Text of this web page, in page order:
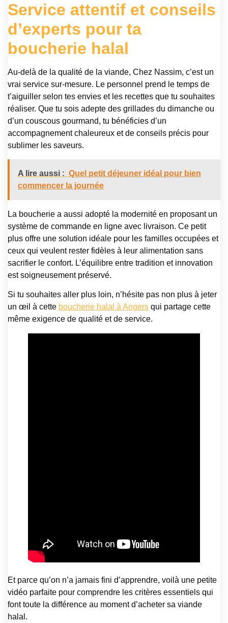
Service attentif et conseils
d’experts pour ta
boucherie halal
Au-delà de la qualité de la viande, Chez Nassim, c’est un
vrai service sur-mesure. Le personnel prend le temps de
t’aiguiller selon tes envies et les recettes que tu souhaites
réaliser. Que tu sois adepte des grillades du dimanche ou
d’un couscous gourmand, tu bénéficies d’un
accompagnement chaleureux et de conseils précis pour
sublimer les saveurs.
A lire aussi : Quel petit déjeuner idéal pour bien
commencer la journée
La boucherie a aussi adopté la modernité en proposant un
système de commande en ligne avec livraison. Ce petit
plus offre une solution idéale pour les familles occupées et
ceux qui veulent rester fidèles à leur alimentation sans
sacrifier le confort. L’équilibre entre tradition et innovation
est soigneusement préservé.
Si tu souhaites aller plus loin, n’hésite pas non plus à jeter
un œil à cette boucherie halal à Angers qui partage cette
même exigence de qualité et de service.
Et parce qu’on n’a jamais fini d’apprendre, voilà une petite
vidéo parfaite pour comprendre les critères essentiels qui
font toute la différence au moment d’acheter sa viande
halal.